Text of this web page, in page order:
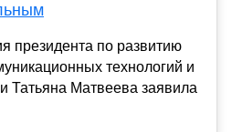
президента по развитию
технологий и
Татьяна Матвеева заявила